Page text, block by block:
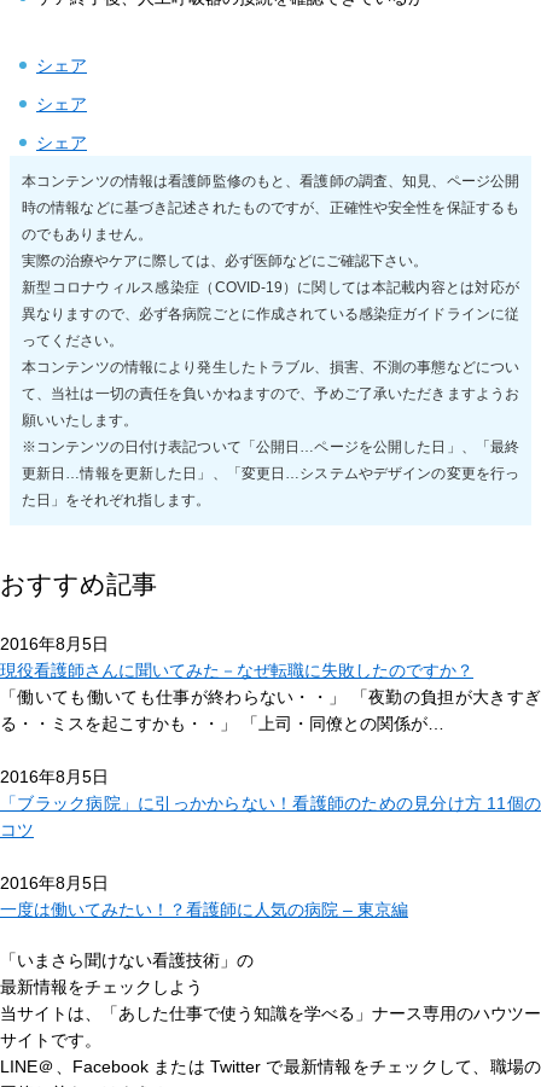
シェア
シェア
シェア
本コンテンツの情報は看護師監修のもと、看護師の調査、知見、ページ公開
時の情報などに基づき記述されたものですが、正確性や安全性を保証するも
のでもありません。
実際の治療やケアに際しては、必ず医師などにご確認下さい。
新型コロナウィルス感染症（COVID-19）に関しては本記載内容とは対応が
異なりますので、必ず各病院ごとに作成されている感染症ガイドラインに従
ってください。
本コンテンツの情報により発生したトラブル、損害、不測の事態などについ
て、当社は一切の責任を負いかねますので、予めご了承いただきますようお
願いいたします。
※コンテンツの日付け表記ついて「公開日…ページを公開した日」、「最終
更新日…情報を更新した日」、「変更日…システムやデザインの変更を行っ
た日」をそれぞれ指します。
おすすめ記事
2016年8月5日
現役看護師さんに聞いてみた－なぜ転職に失敗したのですか？
「働いても働いても仕事が終わらない・・」 「夜勤の負担が大きすぎ
る・・ミスを起こすかも・・」 「上司・同僚との関係が…
2016年8月5日
「ブラック病院」に引っかからない！看護師のための見分け方 11個の
コツ
2016年8月5日
一度は働いてみたい！？看護師に人気の病院 – 東京編
「いまさら聞けない看護技術」の
最新情報をチェックしよう
当サイトは、
「あした仕事で使う知識を学べる」 ナース専用のハウツー
サイトです。
LINE＠、Facebook または Twitter で最新情報をチェックして、職場の